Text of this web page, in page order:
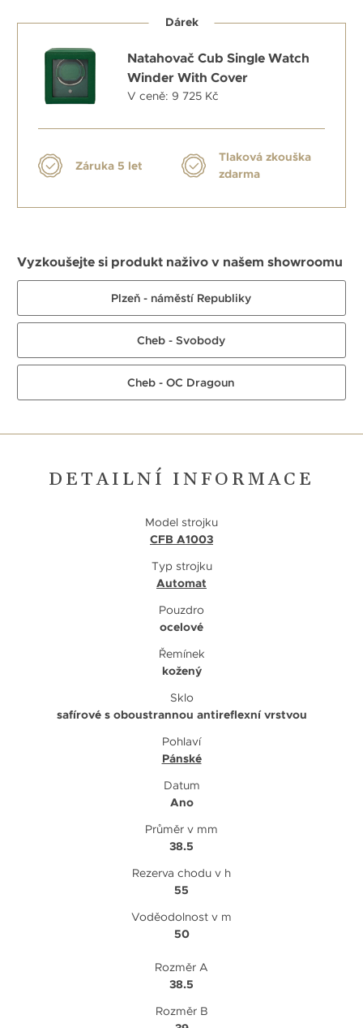
Dárek
Natahovač Cub Single Watch
Winder With Cover
V ceně: 9 725 Kč
Záruka 5 let
Tlaková zkouška
zdarma
Vyzkoušejte si produkt naživo v našem showroomu
Plzeň - náměstí Republiky
Cheb - Svobody
Cheb - OC Dragoun
DETAILNÍ INFORMACE
Model strojku
CFB A1003
Typ strojku
Automat
Pouzdro
ocelové
Řemínek
kožený
Sklo
safírové s oboustrannou antireflexní vrstvou
Pohlaví
Pánské
Datum
Ano
Průměr v mm
38.5
Rezerva chodu v h
55
Voděodolnost v m
50
Rozměr A
38.5
Rozměr B